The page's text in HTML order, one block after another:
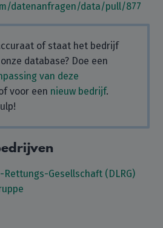
datenanfragen/data/pull/877
of staat het bedrijf
database? Doe een
van deze
voor een nieuw bedrijf.
Rettungs-Gesellschaft (DLRG)